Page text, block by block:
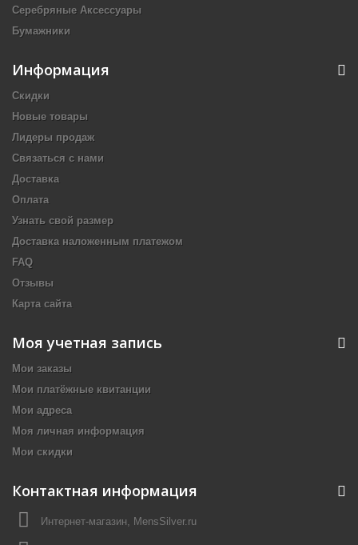
Серебряные Аксессуары
Бумажники
Информация
Скидки
Новые товары
Лидеры продаж
Связаться с нами
Доставка
Оплата
Узнать свой размер
Доставка наложенным платежом
FAQ
Отзывы
Карта сайта
Моя учетная запись
Мои заказы
Мои платёжные квитанции
Мои адреса
Моя личная информация
Мои скидки
Контактная информация
Интернет-магазин, MensSilver.ru